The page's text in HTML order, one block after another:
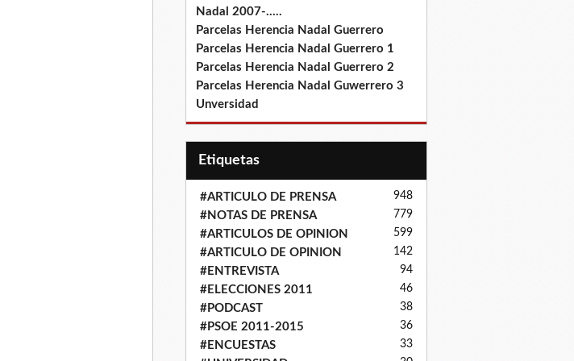
Nadal 2007-.....
Parcelas Herencia Nadal Guerrero
Parcelas Herencia Nadal Guerrero 1
Parcelas Herencia Nadal Guerrero 2
Parcelas Herencia Nadal Guwerrero 3
Unversidad
Etiquetas
#ARTICULO DE PRENSA 948
#NOTAS DE PRENSA 779
#ARTICULOS DE OPINION 599
#ARTICULO DE OPINION 142
#ENTREVISTA 94
#ELECCIONES 2011 46
#PODCAST 38
#PSOE 2011-2015 36
#ENCUESTAS 33